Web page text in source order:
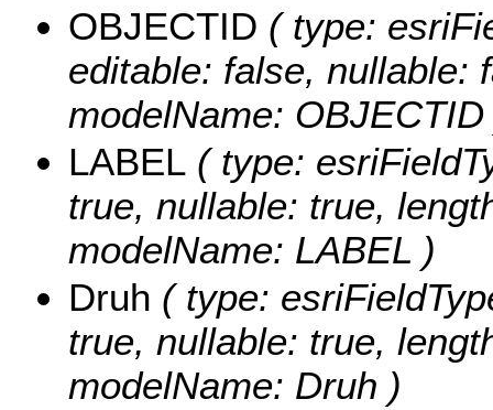
OBJECTID ( type:
editable: false, nullable:
modelName:
LABEL ( type:
true, nullable: true,
modelName: LABEL )
Druh ( type:
true, nullable: true,
modelName: Druh )